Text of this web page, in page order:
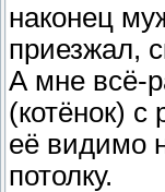
наконец
приезжал,
А мне всё-
(котёнок) с
её видимо
потолку.